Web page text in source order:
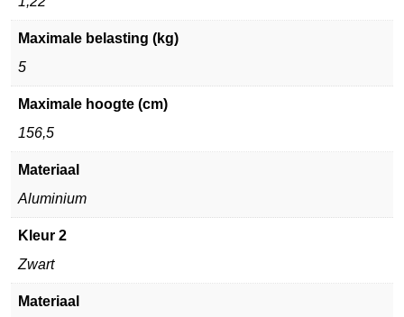
Maximale belasting (kg)
5
Maximale hoogte (cm)
156,5
Materiaal
Aluminium
Kleur 2
Zwart
Materiaal